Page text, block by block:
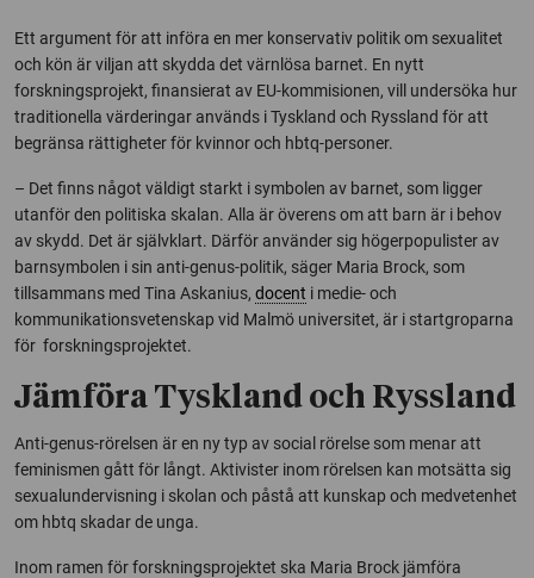
Ett argument för att införa en mer konservativ politik om sexualitet
och kön är viljan att skydda det värnlösa barnet. En nytt
forskningsprojekt, finansierat av EU-kommisionen, vill undersöka hur
traditionella värderingar används i Tyskland och Ryssland för att
begränsa rättigheter för kvinnor och hbtq-personer.
– Det finns något väldigt starkt i symbolen av barnet, som ligger
utanför den politiska skalan. Alla är överens om att barn är i behov
av skydd. Det är självklart. Därför använder sig högerpopulister av
barnsymbolen i sin anti-genus-politik, säger Maria Brock, som
tillsammans med Tina Askanius, docent i medie- och
kommunikationsvetenskap vid Malmö universitet, är i startgroparna
för forskningsprojektet.
Jämföra Tyskland och Ryssland
Anti-genus-rörelsen är en ny typ av social rörelse som menar att
feminismen gått för långt. Aktivister inom rörelsen kan motsätta sig
sexualundervisning i skolan och påstå att kunskap och medvetenhet
om hbtq skadar de unga.
Inom ramen för forskningsprojektet ska Maria Brock jämföra